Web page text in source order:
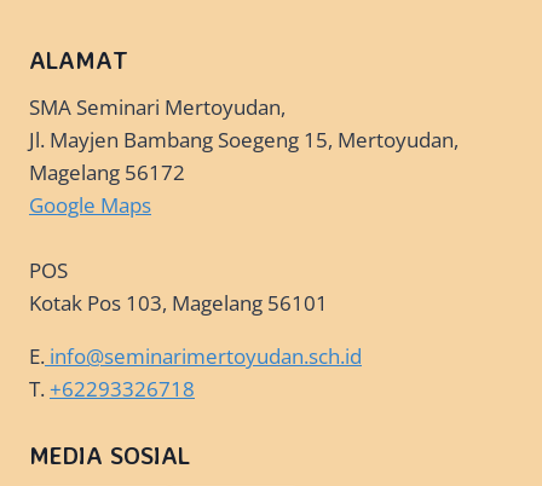
ALAMAT
SMA Seminari Mertoyudan,
Jl. Mayjen Bambang Soegeng 15, Mertoyudan,
Magelang 56172
Google Maps
POS
Kotak Pos 103, Magelang 56101
E. info@seminarimertoyudan.sch.id
T.+62293326718
MEDIA SOSIAL